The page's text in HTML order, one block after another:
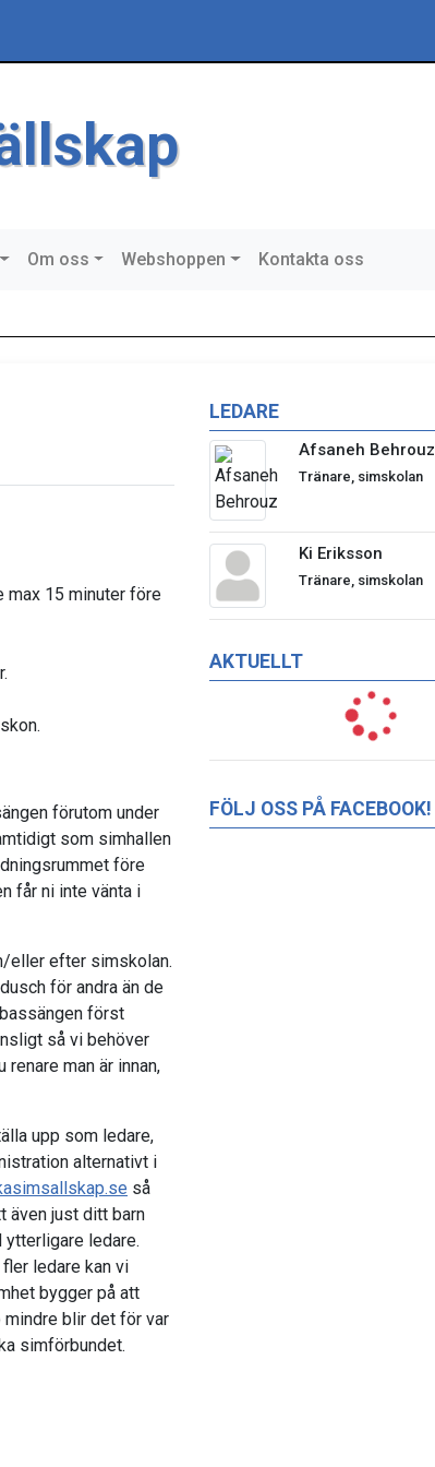
Om oss Webshoppen Kontakta oss
LEDARE
Afsaneh Behrouz
Tränare, simskolan
Ki Eriksson
Tränare, simskolan
AKTUELLT
FÖLJ OSS PÅ FACEBOOK!
max 15 minuter före
förutom under
som simhallen
före
får ni inte vänta i
eller efter simskolan.
för andra än de
först
så vi behöver
man är innan,
upp som ledare,
alternativt i
så
även just ditt barn
ytterligare ledare.
ledare kan vi
bygger på att
blir det för var
simförbundet.